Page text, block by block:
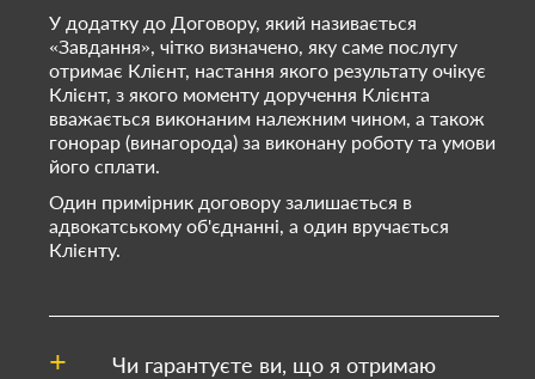
У додатку до Договору, який називається
«Завдання», чітко визначено, яку саме послугу
отримає Клієнт, настання якого результату очікує
Клієнт, з якого моменту доручення Клієнта
вважається виконаним належним чином, а також
гонорар (винагорода) за виконану роботу та умови
його сплати.
Один примірник договору залишається в
адвокатському об'єднанні, а один вручається
Клієнту.
Чи гарантуєте ви, що я отримаю